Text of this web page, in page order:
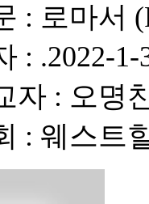
: 로마서
: .2022-1-
자 : 오명
: 웨스트